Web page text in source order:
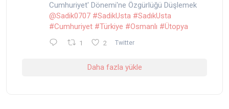
Cumhuriyet' Dönemi'ne Özgürlüğü Düşlemek
@Sadik0707 #SadikUsta #SadıkUsta
#Cumhuriyet #Türkiye #Osmanlı #Ütopya
1 2 Twitter
Daha fazla yükle